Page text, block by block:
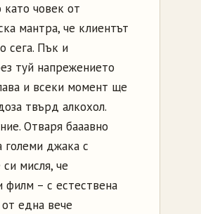
човек от
мантра, че клиентът
сега. Пък и
туй напрежението
и всеки момент ще
твърд алкохол.
Отваря бааавно
джака с
мисля, че
филм – с естествена
една вече